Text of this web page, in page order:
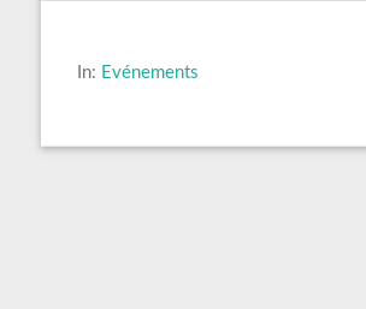
In: Evénements